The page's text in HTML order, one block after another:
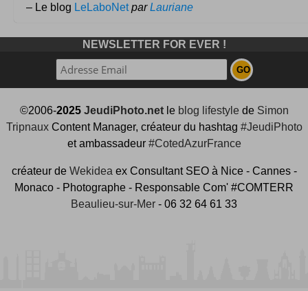
– Le blog LeLaboNet parLauriane
NEWSLETTER FOR EVER !
©2006-2025 JeudiPhoto.netle blog lifestylede Simon
TripnauxContent Manager, créateur du hashtag #JeudiPhoto
et ambassadeur #CotedAzurFrance
créateur de Wekidea ex Consultant SEO à Nice - Cannes -
Monaco - Photographe - Responsable Com' #COMTERR
Beaulieu-sur-Mer - 06 32 64 61 33